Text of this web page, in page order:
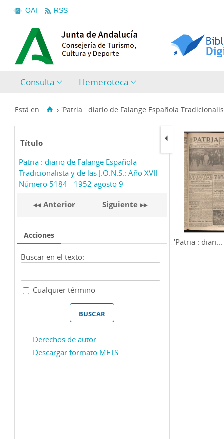
OAI RSS
Consulta Hemeroteca
Está en: › 'Patria : diario de Falange Española
Título
Patria : diario de Falange Española
Tradicionalista y de las J.O.N.S.: Año XVII
Número 5184 - 1952 agosto 9
Anterior Siguiente
Acciones
Buscar en el texto:
Cualquier término
Derechos de autor
Descargar formato METS
'Patria : diari...